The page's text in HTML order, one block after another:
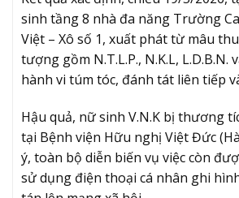
sinh tầng 8 nhà đa năng Trường
Việt – Xô số 1, xuất phát từ mâu
tượng gồm N.T.L.P., N.K.L, L.D.B.N.
hành vi túm tóc, đánh tát liên tiếp
Hậu quả, nữ sinh V.N.K bị thương
tại Bệnh viện Hữu nghị Việt Đức
ý, toàn bộ diễn biến vụ việc còn
sử dụng điện thoại cá nhân ghi